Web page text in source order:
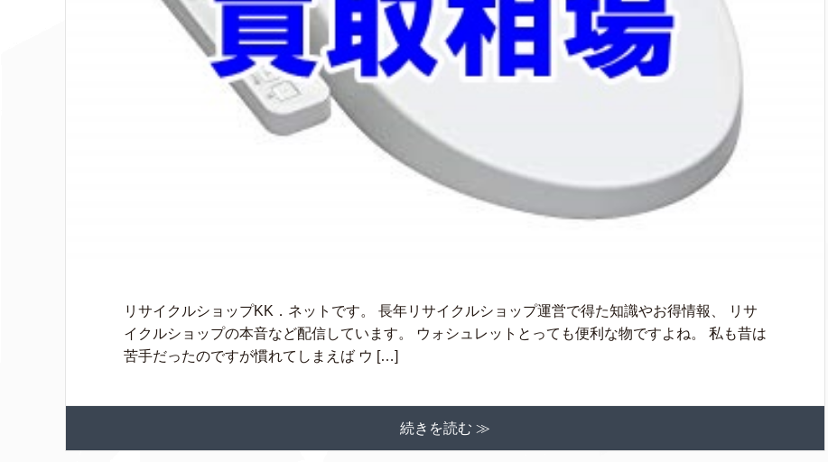
リサイクルショップKK．ネットです。 長年リサイクルショップ運営で得た知識やお得情報、 リサ
イクルショップの本音など配信しています。 ウォシュレットとっても便利な物ですよね。 私も昔は
苦手だったのですが慣れてしまえば ウ […]
続きを読む ≫